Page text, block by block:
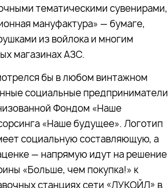
тематическими сувенирами,
мануфактура» — бумаге,
из войлока и многим
магазинах АЗС.
бы в любом винтажном
социальные предприниматели
Фондом «Наше
«Наше будущее». Логотип
социальную составляющую, а
— напрямую идут на решение
«Больше, чем покупка!» к
станциях сети «ЛУКОЙЛ» в